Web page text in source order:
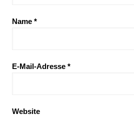
Name *
E-Mail-Adresse *
Website